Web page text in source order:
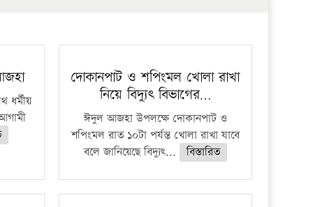
দোকানপাট ও শপিংমল খোলা রাখা
নিয়ে বিদ্যুৎ বিভাগের…
ঈদুল আজহা উপলক্ষে দোকানপাট ও
শপিংমল রাত ১০টা পর্যন্ত খোলা রাখা যাবে
বলে জানিয়েছে বিদ্যুৎ...
বিস্তারিত